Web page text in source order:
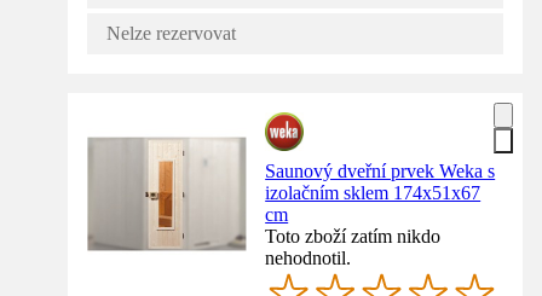
Nelze rezervovat
Saunový dveřní prvek Weka s
izolačním sklem 174x51x67
cm
Toto zboží zatím nikdo
nehodnotil.